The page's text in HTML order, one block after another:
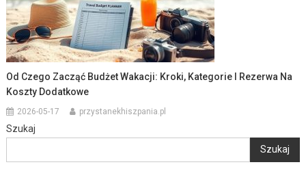
Od Czego Zacząć Budżet Wakacji: Kroki, Kategorie I Rezerwa Na
Koszty Dodatkowe
2026-05-17 przystanekhiszpania.pl
Szukaj
Szukaj